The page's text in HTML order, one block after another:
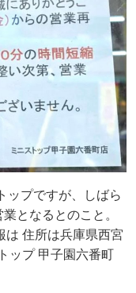
ップですが、しばら
となるとのこと。
は 住所は兵庫県西宮
ップ 甲子園六番町